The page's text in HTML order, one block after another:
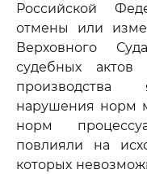
Российской
отмены или
Верховного
судебных актов
производства
нарушения норм
норм
повлияли на
которых